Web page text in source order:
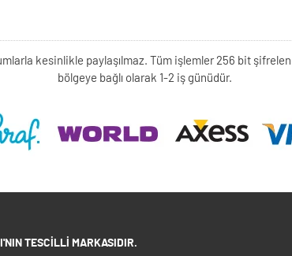
kesinlikle paylaşılmaz. Tüm işlemler 256 bit
bölgeye bağlı olarak 1-2 iş günüdür.
TESCILLI MARKASIDIR.